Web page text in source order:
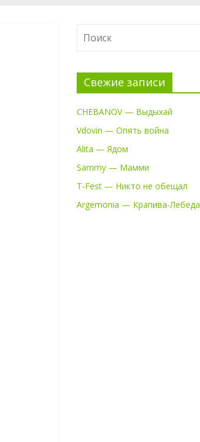
Свежие записи
CHEBANOV — Выдыхай
Vdovin — Опять война
Alita — Ядом
Sammy — Мамми
T-Fest — Никто не обещал
Argemonia — Крапива-Лебеда